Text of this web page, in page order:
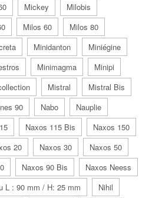
Mickey
Milobis
Milos 60
Milos 80
Minidanton
Miniégine
Minimagma
Minipi
Mistral
Mistral Bis
90 Nabo
Nauplie
Naxos 115 Bis
Naxos 150
20 Naxos 30
Naxos 50
Naxos 90 Bis
Naxos Neess
L : 90 mm / H: 25 mm
Nihil